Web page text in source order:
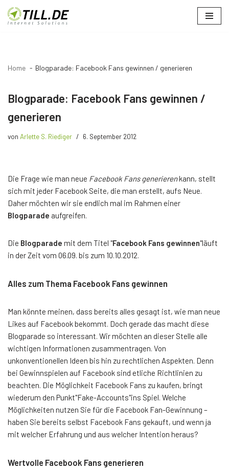
Zum
Home Blogparade: Facebook Fans gewinnen / generieren
Blogparade: Facebook Fans gewinnen /
generieren
von Arlette S. Riediger 6. September 2012
Die Frage wie man neue Facebook Fans generierenkann, stellt
sich mit jeder Facebook Seite, die man erstellt, aufs Neue.
Daher möchten wir sie endlich mal im Rahmen einer
Blogparade aufgreifen.
Die Blogparade mit dem Titel "Facebook Fans gewinnen"läuft
in der Zeit vom 06.09. bis zum 10.10.2012.
Alles zum Thema Facebook Fans gewinnen
Man könnte meinen, dass bereits alles gesagt ist, wie man neue
Likes auf Facebook bekommt. Doch gerade das macht diese
Blogparade so interessant. Wir möchten an dieser Stelle alle
wichtigen Informationen zusammentragen. Von
unkonventionellen Ideen bis hin zu rechtlichen Aspekten. Denn
bei Gewinnspielen auf Facebook sind etliche Richtlinien zu
beachten. Die Möglichkeit Facebook Fans zu kaufen, bringt
wiederum den Punkt"Fake-Accounts"ins Spiel. Welche
Möglichkeiten nutzen Sie für die Facebook Fan-Gewinnung –
haben Sie bereits selbst Facebook Fans gekauft, und wenn ja
mit welcher Erfahrung und aus welcher Intention heraus?
Wertvolle Facebook Fans generieren